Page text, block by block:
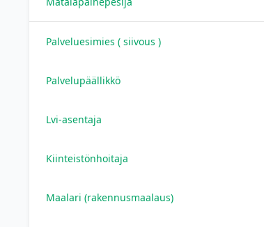
Palveluesimies ( siivous )
Palvelupäällikkö
Lvi-asentaja
Kiinteistönhoitaja
Maalari (rakennusmaalaus)